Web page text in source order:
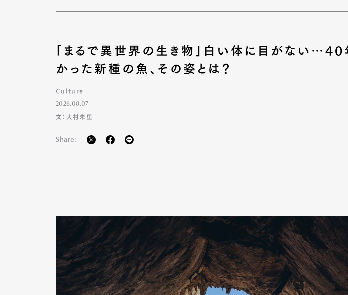
「まるで異世界の生き物」白い体に目がない…40
かった新種の魚、その姿とは？
Culture
2026.08.07
文：大村朱里
Share: